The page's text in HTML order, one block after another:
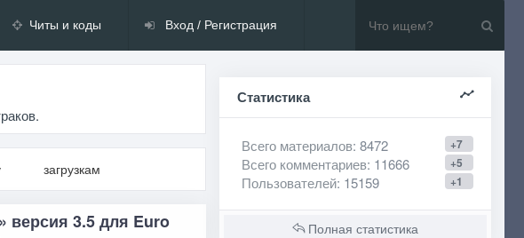
Читы и коды Вход / Регистрация
загрузкам
версия 3.5 для Euro
Статистика
+7
Всего материалов: 8472
+5
Всего комментариев: 11666
+1
Пользователей: 15159
Полная статистика